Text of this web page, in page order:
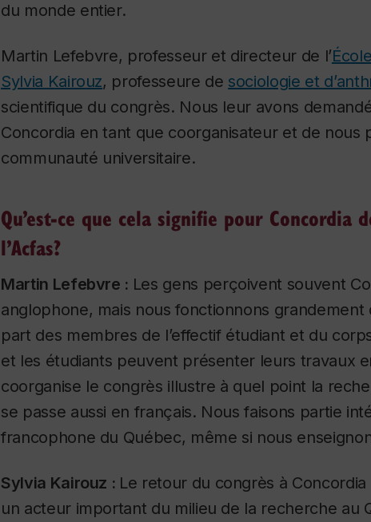
du monde entier.
Martin Lefebvre, professeur et directeur de l’
Sylvia Kairouz, professeure de sociologie et
scientifique du congrès. Nous leur avons
Concordia en tant que coorganisateur et de
communauté universitaire.
Qu’est-ce que cela signifie pour Concordia
l’Acfas?
Martin Lefebvre : Les gens perçoivent souvent
anglophone, mais nous fonctionnons
part des membres de l’effectif étudiant et du
et les étudiants peuvent présenter leurs travaux
coorganise le congrès illustre à quel point la
se passe aussi en français. Nous faisons partie
francophone du Québec, même si nous
Sylvia Kairouz : Le retour du congrès à
un acteur important du milieu de la recherche au